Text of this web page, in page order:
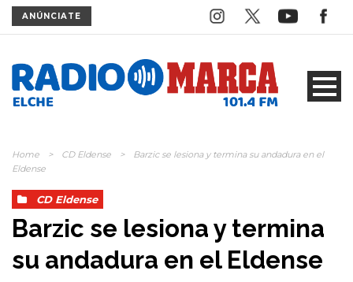
ANÚNCIATE
Home > CD Eldense >
Barzic se lesiona y termina su andadura en el
Eldense
CD Eldense
Barzic se lesiona y termina
su andadura en el Eldense